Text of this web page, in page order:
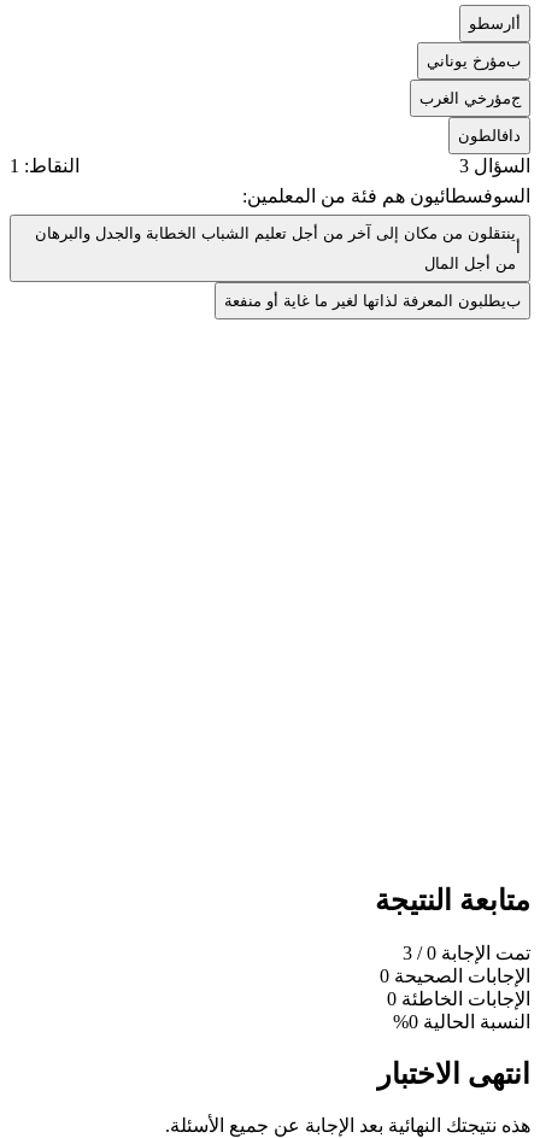
ارسطو
بمؤرخ يوناني
جمؤرخي الغرب
افالطون
السؤال 3
النقاط: 1
السوفسطائيون هم فئة من المعلمين:
ينتقلون من مكان إلى آخر من أجل تعليم الشباب الخطابة والجدل والبرهان
من أجل المال
بيطلبون المعرفة لذاتها لغير ما غاية أو منفعة
متابعة النتيجة
تمت الإجابة 0
/ 3
الإجابات الصحيحة 0
الإجابات الخاطئة 0
النسبة الحالية 0%
انتهى الاختبار
هذه نتيجتك النهائية بعد الإجابة عن جميع الأسئلة.